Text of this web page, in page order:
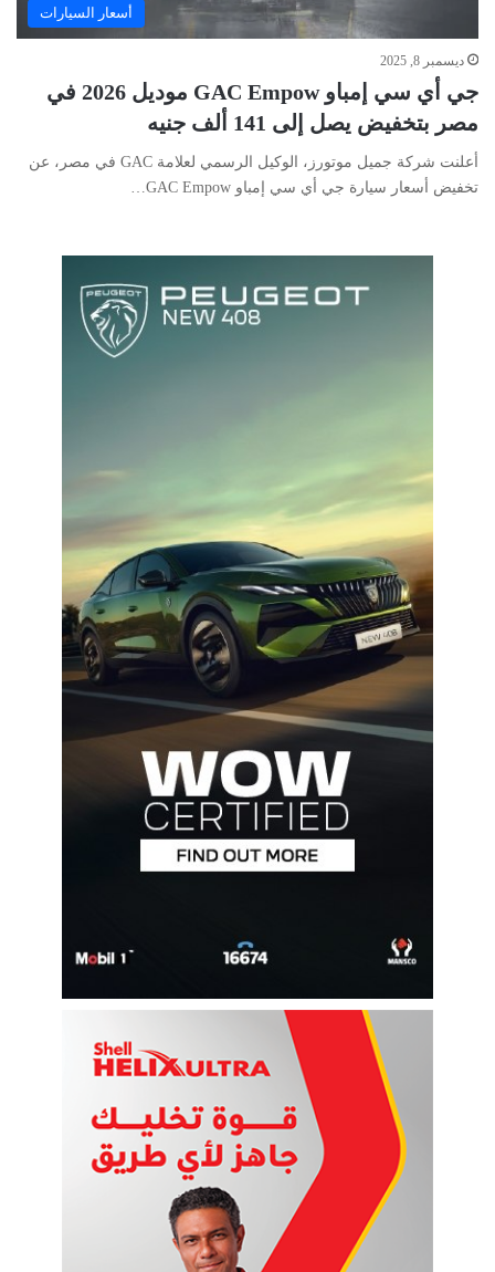
أسعار السيارات
ديسمبر 8, 2025
جي أي سي إمباو GAC Empow موديل 2026 في
مصر بتخفيض يصل إلى 141 ألف جنيه
أعلنت شركة جميل موتورز، الوكيل الرسمي لعلامة GAC في مصر، عن
تخفيض أسعار سيارة جي أي سي إمباو GAC Empow…